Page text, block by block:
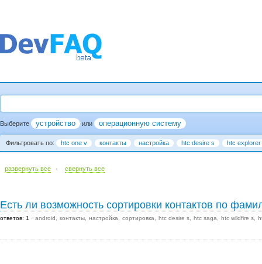
Выберите устройство или операционную систему
Фильтровать по: htc one v контакты настройка htc desire s htc explorer
развернуть все · cвернуть все
Есть ли возможность сортировки контактов по
ответов: 1 android контакты настройка сортировка htc desire s htc saga htc wildfire s